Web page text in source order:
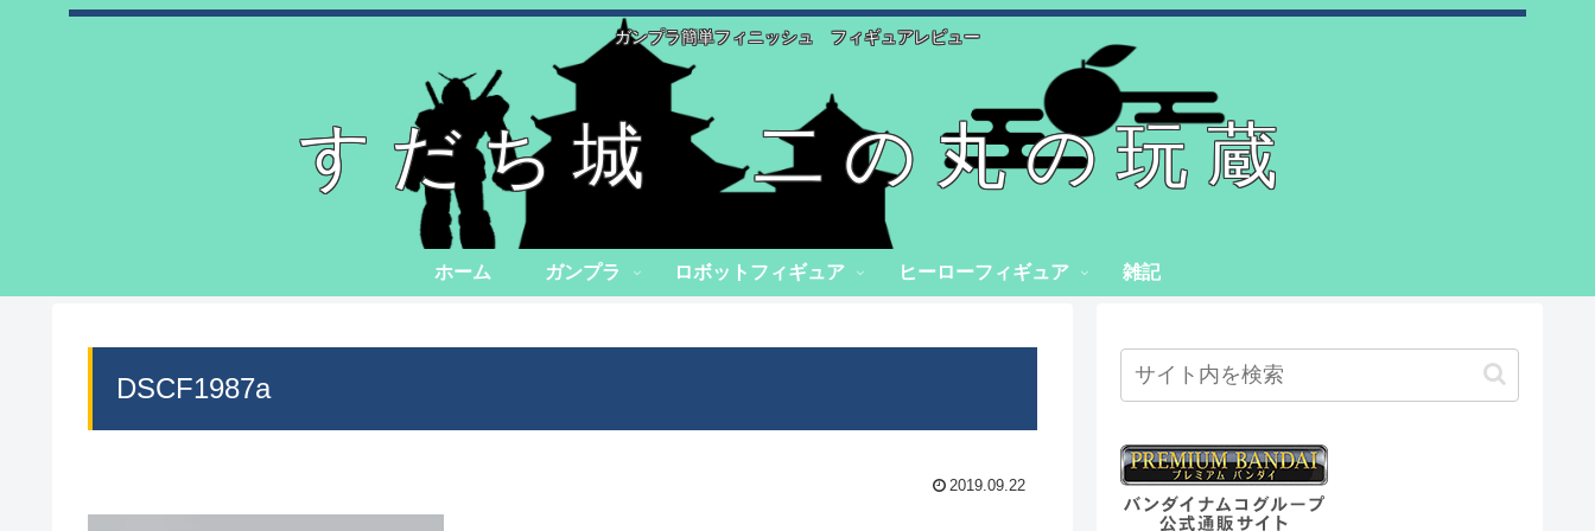
ガンプラ簡単フィニッシュ フィギュアレビュー
すだち城 二の丸の玩蔵
ホーム ガンプラ ロボットフィギュア ヒーローフィギュア 雑記
DSCF1987a
2019.09.22